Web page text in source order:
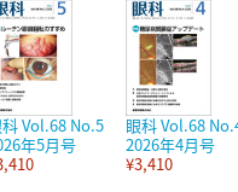
Vol.68 No.5
年5月号
眼科 Vol.68
2026年4月号
¥3,410